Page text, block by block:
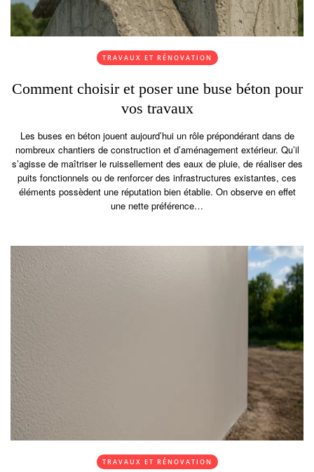
TRAVAUX ET RÉNOVATION
Comment choisir et poser une buse béton pour
vos travaux
Les buses en béton jouent aujourd’hui un rôle prépondérant dans de
nombreux chantiers de construction et d’aménagement extérieur. Qu’il
s’agisse de maîtriser le ruissellement des eaux de pluie, de réaliser des
puits fonctionnels ou de renforcer des infrastructures existantes, ces
éléments possèdent une réputation bien établie. On observe en effet
une nette préférence…
TRAVAUX ET RÉNOVATION